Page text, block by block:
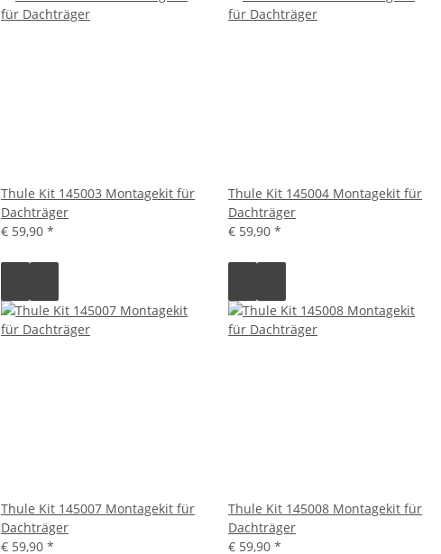
Thule Kit 145003 Montagekit für
Dachträger
€ 59,90 *
Thule Kit 145004 Montagekit für
Dachträger
€ 59,90 *
Thule Kit 145007 Montagekit für
Dachträger
€ 59,90 *
Thule Kit 145008 Montagekit für
Dachträger
€ 59,90 *